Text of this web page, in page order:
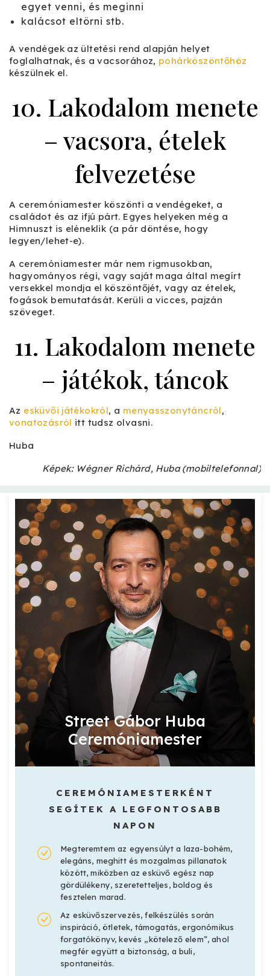
egyet venni, és meginni
kalácsot eltörni stb.
A vendégek az ültetési rend alapján helyet
foglalhatnak, és a vacsorához, pohárköszöntőhöz
készülnek el.
10. Lakodalom menete
– vacsora, ételek
felvezetése
A ceremóniamester köszönti a vendégeket, a
családot és az ifjú párt. Egyes helyeken még a
Himnuszt is eléneklik (a pár döntése, hogy
legyen/lehet-e).
A ceremóniamester már nem rigmusokban,
hagyományos régi, vagy saját maga által megírt
versekkel mondja el köszöntőjét, vagy az ételek,
fogások bemutatását. Kerüli a vicces, pajzán
szöveget.
11. Lakodalom menete
– játékok, táncok
Az esküvői játékokról, a menyasszonytáncról,
vonatozásról itt tudsz olvasni.
Huba
Képek: Wégner Richárd, Huba (mobiltelefonnal)
Street Gábor Huba
Ceremóniamester
CEREMÓNIAMESTERKÉNT
SEGÍTEK A LEGFONTOSABB
NAPON
Megteremtem az egyensúlyt a laza-bohém,
elegáns, meghitt és mozgalmas pillanatok
között, miközben az esküvő egész nap
gördülékeny, szeretetteljes, boldog és
fesztelen marad.
Az esküvőszervezés, felkészülés során
inspiráció, ötletek, támogatás, ergonómikus
forgatókönyv, kevés „kötelező elem”, ahol
megfér együtt a biztonság, a buli,
spontaneitás.